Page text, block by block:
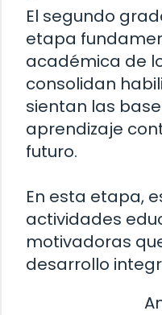
El segundo
etapa
académica de
consolidan
sientan las
aprendizaje
futuro.
En esta etapa,
actividades
motivadoras
desarrollo